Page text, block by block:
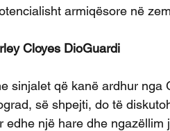
armiqësore në
Cloyes DioGuardi
sinjalet që kanë ardhur
së shpejti, do të
edhe një hare dhe